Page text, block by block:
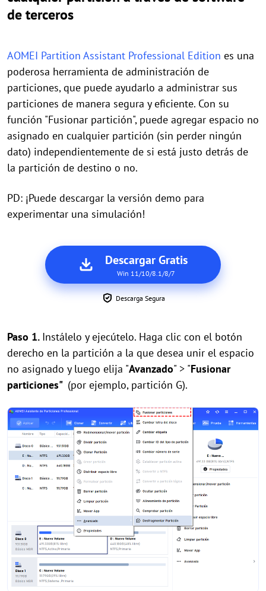
de terceros
AOMEI Partition Assistant Professional Edition es una
poderosa herramienta de administración de
particiones, que puede ayudarlo a administrar sus
particiones de manera segura y eficiente. Con su
función "Fusionar partición", puede agregar espacio no
asignado en cualquier partición (sin perder ningún
dato) independientemente de si está justo detrás de
la partición de destino o no.
PD: ¡Puede descargar la versión demo para
experimentar una simulación!
Descargar Gratis
Win 11/10/8.1/8/7
Descarga Segura
Paso 1. Instálelo y ejecútelo. Haga clic con el botón
derecho en la partición a la que desea unir el espacio
no asignado y luego elija "Avanzado" > "Fusionar
particiones" (por ejemplo, partición G).